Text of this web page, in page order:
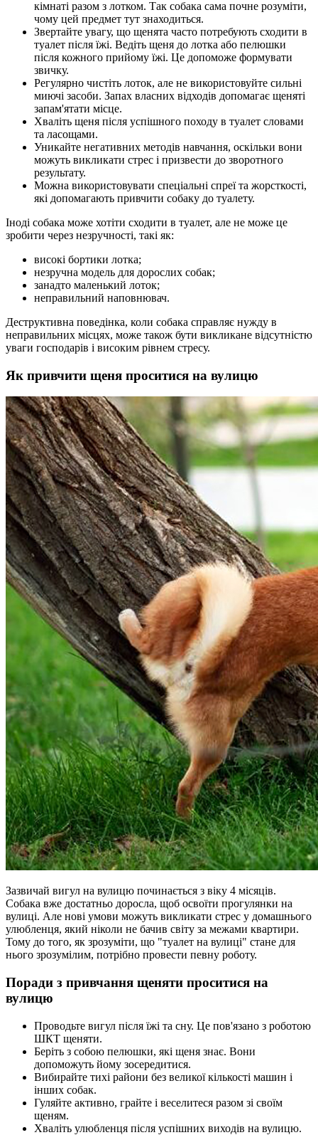
кімнаті разом з лотком. Так собака сама почне розуміти,
чому цей предмет тут знаходиться.
Звертайте увагу, що щенята часто потребують сходити в
туалет після їжі. Ведіть щеня до лотка або пелюшки
після кожного прийому їжі. Це допоможе формувати
звичку.
Регулярно чистіть лоток, але не використовуйте сильні
миючі засоби. Запах власних відходів допомагає щеняті
запам'ятати місце.
Хваліть щеня після успішного походу в туалет словами
та ласощами.
Уникайте негативних методів навчання, оскільки вони
можуть викликати стрес і призвести до зворотного
результату.
Можна використовувати спеціальні спреї та жорсткості,
які допомагають привчити собаку до туалету.
Іноді собака може хотіти сходити в туалет, але не може це
зробити через незручності, такі як:
високі бортики лотка;
незручна модель для дорослих собак;
занадто маленький лоток;
неправильний наповнювач.
Деструктивна поведінка, коли собака справляє нужду в
неправильних місцях, може також бути викликане відсутністю
уваги господарів і високим рівнем стресу.
Як привчити щеня проситися на вулицю
Зазвичай вигул на вулицю починається з віку 4 місяців.
Собака вже достатньо доросла, щоб освоїти прогулянки на
вулиці. Але нові умови можуть викликати стрес у домашнього
улюбленця, який ніколи не бачив світу за межами квартири.
Тому до того, як зрозуміти, що "туалет на вулиці" стане для
нього зрозумілим, потрібно провести певну роботу.
Поради з привчання щеняти проситися на
вулицю
Проводьте вигул після їжі та сну. Це пов'язано з роботою
ШКТ щеняти.
Беріть з собою пелюшки, які щеня знає. Вони
допоможуть йому зосередитися.
Вибирайте тихі райони без великої кількості машин і
інших собак.
Гуляйте активно, грайте і веселитеся разом зі своїм
щеням.
Хваліть улюбленця після успішних виходів на вулицю.